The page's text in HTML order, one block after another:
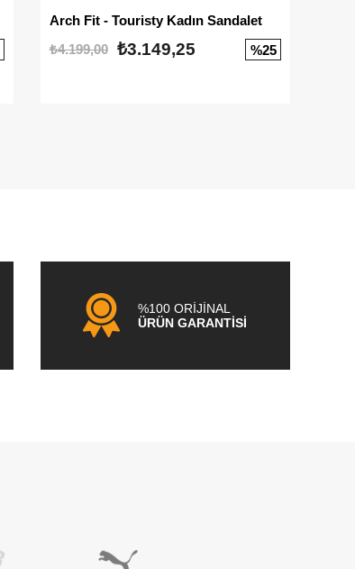
Arch Fit - Touristy Kadın Sandalet
₺4.199,00
₺3.149,25 %25
%100 ORİJİNAL
ÜRÜN GARANTİSİ